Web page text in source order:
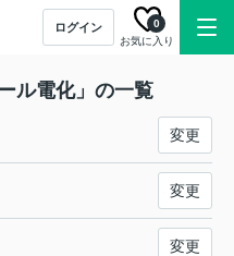
ログイン
お気に入り
0
ル電化」の一覧
変更
変更
変更